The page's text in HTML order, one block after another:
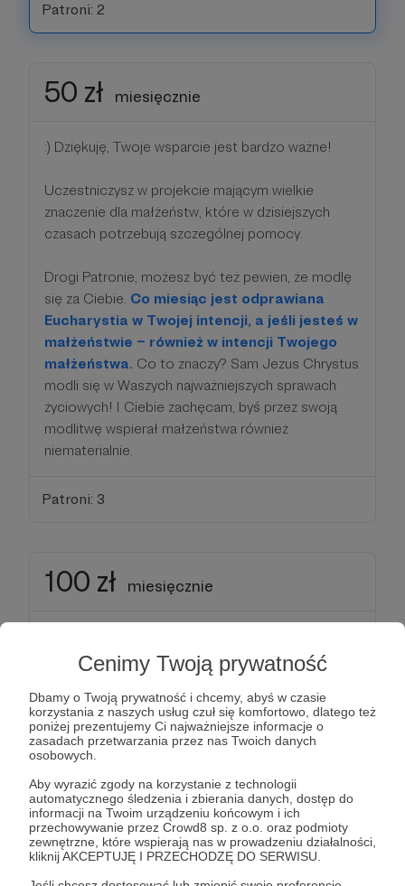
Cenimy Twoją prywatność
Dbamy o Twoją prywatność i chcemy, abyś w czasie
korzystania z naszych usług czuł się komfortowo, dlatego też
poniżej prezentujemy Ci najważniejsze informacje o
zasadach przetwarzania przez nas Twoich danych
osobowych.
Aby wyrazić zgody na korzystanie z technologii
automatycznego śledzenia i zbierania danych, dostęp do
informacji na Twoim urządzeniu końcowym i ich
przechowywanie przez Crowd8 sp. z o.o. oraz podmioty
zewnętrzne, które wspierają nas w prowadzeniu działalności,
kliknij AKCEPTUJĘ I PRZECHODZĘ DO SERWISU.
Patroni: 2
50 zł miesięcznie
:) Dziękuję, Twoje wsparcie jest bardzo ważne!
Uczestniczysz w projekcie mającym wielkie
znaczenie dla małżeństw, które w dzisiejszych
czasach potrzebują szczególnej pomocy.
Drogi Patronie, możesz być też pewien, że modlę
się za Ciebie. Co miesiąc jest odprawiana
Eucharystia w Twojej intencji, a jeśli jesteś w
małżeństwie – również w intencji Twojego
małżeństwa. Co to znaczy? Sam Jezus Chrystus
modli się w Waszych najważniejszych sprawach
życiowych! I Ciebie zachęcam, byś przez swoją
modlitwę wspierał małżeństwa również
niematerialnie.
Patroni: 3
100 zł miesięcznie
Uczestniczysz w projekcie mającym wielkie
znaczenie dla małżeństw, które w dzisiejszych
czasach potrzebują szczególnej pomocy.Za tak
duży wkład, chciałbym, abyś miał możliwość
współdecydowania o treściach na
szansaspotkania.pl.
tematyce relacji małżeńskich oraz seksualności, o
której chciałbyś dowiedzieć się więcej, daj mi
znać, a z pomocą odpowiednich specjalistów,
postaramy się stworzyć artykuł na interesujący cię